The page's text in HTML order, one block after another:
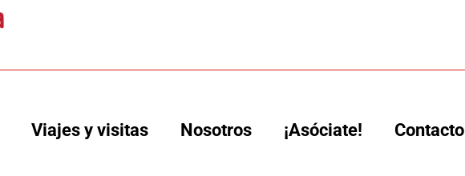
Viajes y visitas Nosotros ¡Asóciate! Contacto